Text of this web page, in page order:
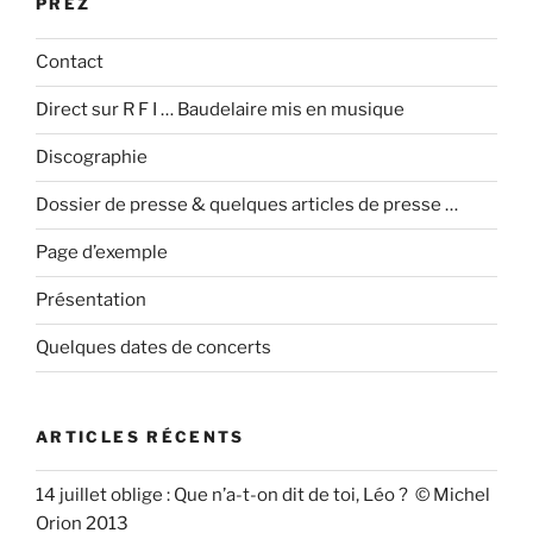
PREZ
Contact
Direct sur R F I … Baudelaire mis en musique
Discographie
Dossier de presse & quelques articles de presse …
Page d’exemple
Présentation
Quelques dates de concerts
ARTICLES RÉCENTS
14 juillet oblige : Que n’a-t-on dit de toi, Léo ? © Michel
Orion 2013